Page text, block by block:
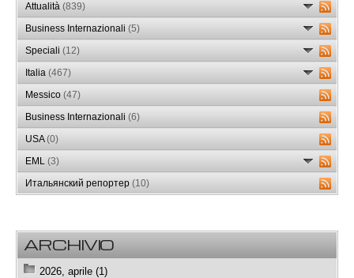
Attualità (839)
Business Internazionali (5)
Speciali (12)
Italia (467)
Messico (47)
Business Internazionali (6)
USA(0)
EML (3)
Итальянский репортер (10)
ARCHIVIO
2026, aprile (1)